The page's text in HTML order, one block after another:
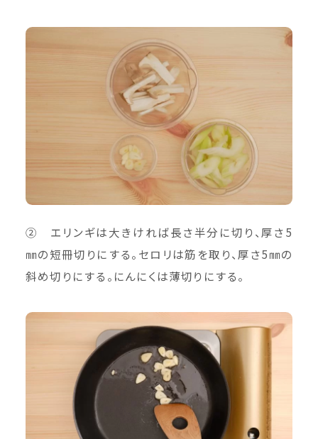
② エリンギは大きければ長さ半分に切り、厚さ5
㎜の短冊切りにする。セロリは筋を取り、厚さ5㎜の
斜め切りにする。にんにくは薄切りにする。